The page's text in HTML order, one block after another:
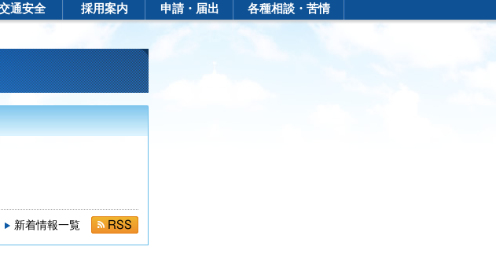
通安全 採用案内 申請・届出 各種相談・苦情
新着情報一覧